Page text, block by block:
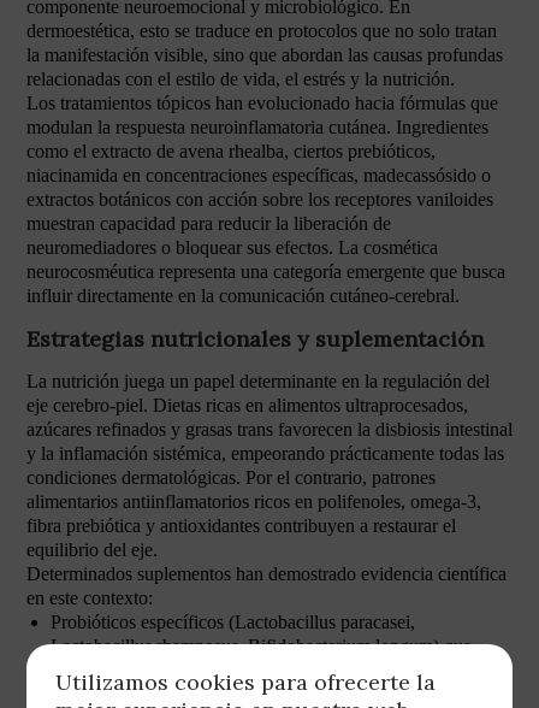
componente neuroemocional y microbiológico. En
dermoestética, esto se traduce en protocolos que no solo tratan
la manifestación visible, sino que abordan las causas profundas
relacionadas con el estilo de vida, el estrés y la nutrición.
Los tratamientos tópicos han evolucionado hacia fórmulas que
modulan la respuesta neuroinflamatoria cutánea. Ingredientes
como el extracto de avena rhealba, ciertos prebióticos,
niacinamida en concentraciones específicas, madecassósido o
extractos botánicos con acción sobre los receptores vaniloides
muestran capacidad para reducir la liberación de
neuromediadores o bloquear sus efectos. La cosmética
neurocosméutica representa una categoría emergente que busca
influir directamente en la comunicación cutáneo-cerebral.
Estrategias nutricionales y suplementación
La nutrición juega un papel determinante en la regulación del
eje cerebro-piel. Dietas ricas en alimentos ultraprocesados,
azúcares refinados y grasas trans favorecen la disbiosis intestinal
y la inflamación sistémica, empeorando prácticamente todas las
condiciones dermatológicas. Por el contrario, patrones
alimentarios antiinflamatorios ricos en polifenoles, omega-3,
fibra prebiótica y antioxidantes contribuyen a restaurar el
equilibrio del eje.
Determinados suplementos han demostrado evidencia científica
en este contexto:
Probióticos específicos (Lactobacillus paracasei,
Lactobacillus rhamnosus, Bifidobacterium longum) que
reducen la liberación de sustancia P y mejoran la barrera
cutánea
Utilizamos cookies para ofrecerte la